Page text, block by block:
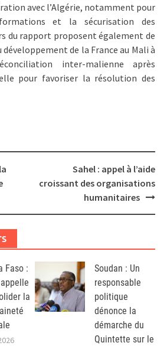
avec l’Algérie, notamment pour
et la sécurisation des
du rapport proposent également de
de la France au Mali à
inter-malienne après
pour favoriser la résolution des
Sahel : appel à l’aide
croissant des organisations
humanitaires
Faso :
la
Soudan : Un
responsable
politique
dénonce la
démarche du
Quintette sur le